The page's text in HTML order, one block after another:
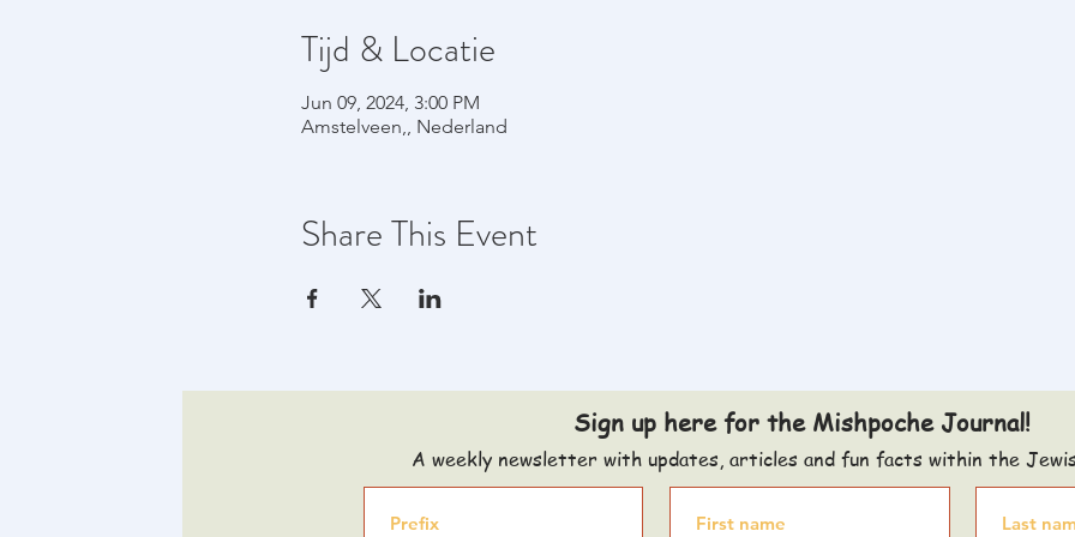
Tijd & Locatie
Jun 09, 2024, 3:00 PM
Amstelveen,, Nederland
Share This Event
Sign up here for the Mishpoche Journal!
A weekly newsletter with updates, articles and fun facts within the